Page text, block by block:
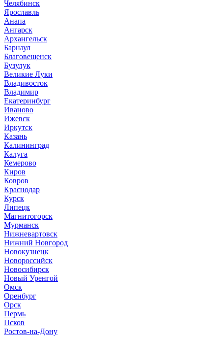
Челябинск
Ярославль
Анапа
Ангарск
Архангельск
Барнаул
Благовещенск
Бузулук
Великие Луки
Владивосток
Владимир
Екатеринбург
Иваново
Ижевск
Иркутск
Казань
Калининград
Калуга
Кемерово
Киров
Ковров
Краснодар
Курск
Липецк
Магнитогорск
Мурманск
Нижневартовск
Нижний Новгород
Новокузнецк
Новороссийск
Новосибирск
Новый Уренгой
Омск
Оренбург
Орск
Пермь
Псков
Ростов-на-Дону